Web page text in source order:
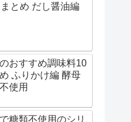
とめ だし醤油編
おすすめ調味料10
ふりかけ編 酵母
使用
糖類不使用のシリ